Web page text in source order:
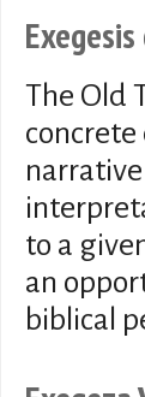
The Old
concrete
to a
an
biblical